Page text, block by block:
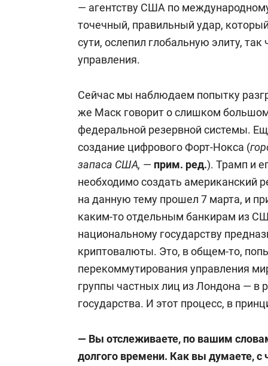
— агентству США по
точечный, правильный удар,
сути, ослепил глобальную элиту,
управления.
Сейчас мы наблюдаем попытку
же Маск говорит о слишком
федеральной резервной системы.
создание цифрового Форт-Нокса (
запаса США, — прим. ред.). Трамп и
необходимо создать американский
на данную тему прошел 7 марта, и
каким-то отдельным банкирам из
национальному государству
криптовалюты. Это, в общем-то,
перекоммутирования управления
группы частных лиц из Лондона — в
государства. И этот процесс, в
— Вы отслеживаете, по вашим
долгого времени. Как вы думаете,